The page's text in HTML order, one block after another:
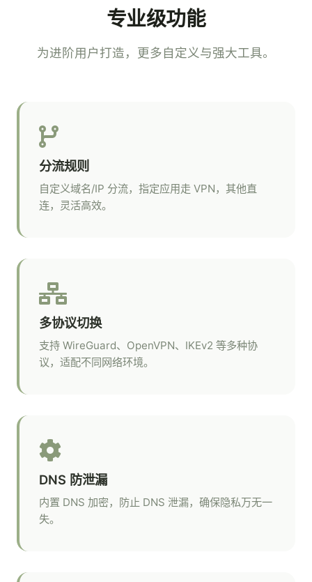
专业级功能
为进阶用户打造，更多自定义与强大工具。
分流规则
自定义域名/IP 分流，指定应用走 VPN，其他直
连，灵活高效。
多协议切换
支持 WireGuard、OpenVPN、IKEv2 等多种协
议，适配不同网络环境。
DNS 防泄漏
内置 DNS 加密，防止 DNS 泄漏，确保隐私万无一
失。